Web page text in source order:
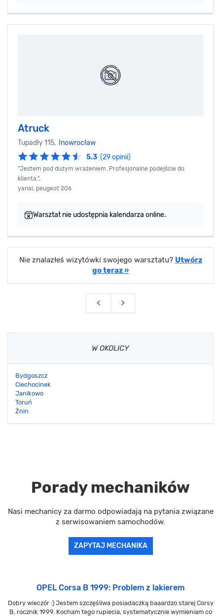
Atruck
Tupadły 115,
Inowrocław
5.3 (29 opinii)
"Jestem pod dużym wrażeniem. Profesjonalne podejście do
klienta.",
yanai, peugeot 206
Warsztat nie udostępnia kalendarza online.
Nie znalazłeś wizytówki swojego warsztatu? Utwórz
go teraz »
< >
W OKOLICY
Bydgoszcz
Ciechocinek
Janikowo
Toruń
Żnin
Porady mechaników
Nasi mechanicy za darmo odpowiadają na pytania związane
z serwisowaniem samochodów.
ZAPYTAJ MECHANIKA
OPEL Corsa B 1999: Problem z lakierem
Dobry wieczór :) Jestem szczęśliwa posiadaczką baaardzo starej Corsy
B, rocznik 1999. Kocham tego rupiecia, systematycznie wymieniam co